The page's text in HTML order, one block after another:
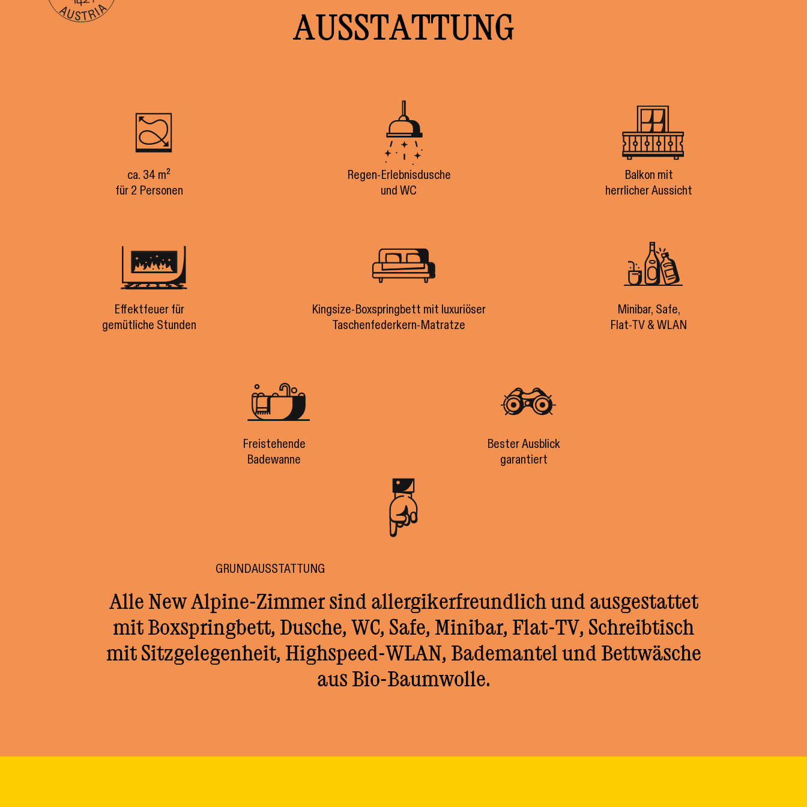
AUSSTATTUNG
ca. 34 m²
für 2 Personen
Regen-Erlebnisdusche
und WC
Balkon mit
herrlicher Aussicht
Effektfeuer für
gemütliche Stunden
Kingsize-Boxspringbett mit luxuriöser
Taschenfederkern-Matratze
Minibar, Safe,
Flat-TV & WLAN
Freistehende
Badewanne
Bester Ausblick
garantiert
GRUNDAUSSTATTUNG
Alle New Alpine-Zimmer sind allergikerfreundlich und ausgestattet
mit Boxspringbett, Dusche, WC, Safe, Minibar, Flat-TV, Schreibtisch
mit Sitzgelegenheit, Highspeed-WLAN, Bademantel und Bettwäsche
aus Bio-Baumwolle.